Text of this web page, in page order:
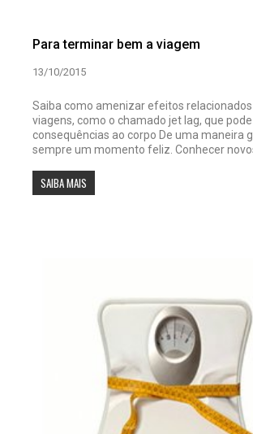
Para terminar bem a viagem
13/10/2015
Saiba como amenizar efeitos relacionados
viagens, como o chamado jet lag, que
consequências ao corpo De uma maneira
sempre um momento feliz. Conhecer
SAIBA MAIS